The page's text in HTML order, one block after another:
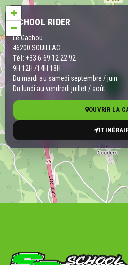
SCHOOL RIDER
Le Gachou
46200 SOUILLAC
Tél: +33 6 69 12 22 92
9H 12H /14H 18H
Du mardi au samedi septembre / juin
Du lundi au vendredi juillet / août
OUVRIR LA
+
−
Vous